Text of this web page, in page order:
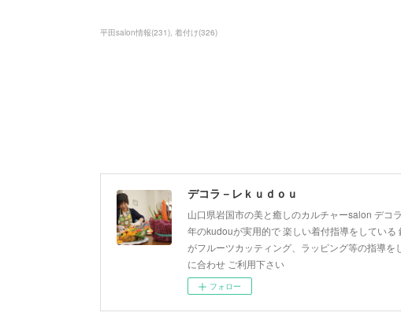
平田salon情報(231) 着付け(326)
デコラ－レｋｕｄｏｕ
山口県岩国市の美と癒しのカルチャーsalon デコ
年のkudouが実用的で 楽しい着付指導をしてい
がフルーツカッティング、ラッピング等の指導
に合わせ ご利用下さい
フォロー